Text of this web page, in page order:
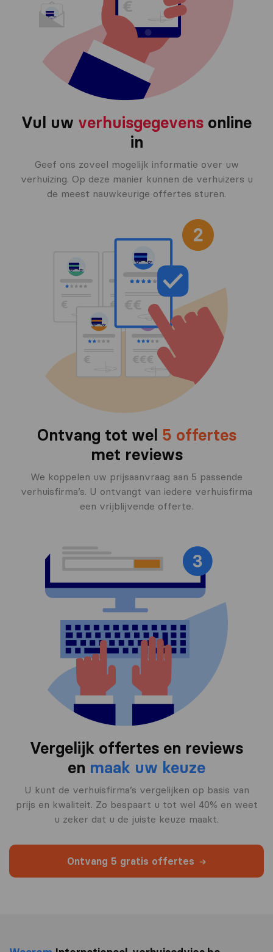
Vul uw verhuisgegevens online
in
Geef ons zoveel mogelijk informatie over uw
verhuizing. Op deze manier kunnen de verhuizers u
de meest nauwkeurige offertes sturen.
Ontvang tot wel 5 offertes
met reviews
We koppelen uw prijsaanvraag aan 5 passende
verhuisfirma’s. U ontvangt van iedere verhuisfirma
een vrijblijvende offerte.
Vergelijk offertes en reviews
en maak uw keuze
U kunt de verhuisfirma’s vergelijken op basis van
prijs en kwaliteit. Zo bespaart u tot wel 40% en weet
u zeker dat u de juiste keuze maakt.
Ontvang 5 gratis offertes